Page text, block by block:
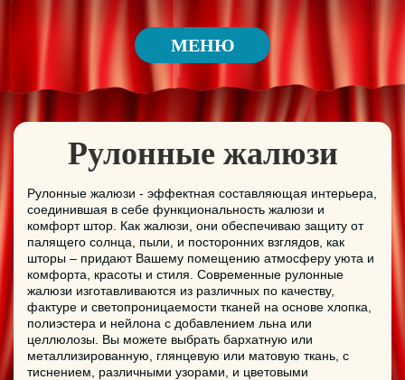
МЕНЮ
Рулонные жалюзи
Рулонные жалюзи - эффектная составляющая интерьера,
соединившая в себе функциональность жалюзи и
комфорт штор. Как жалюзи, они обеспечиваю защиту от
палящего солнца, пыли, и посторонних взглядов, как
шторы – придают Вашему помещению атмосферу уюта и
комфорта, красоты и стиля. Современные рулонные
жалюзи изготавливаются из различных по качеству,
фактуре и светопроницаемости тканей на основе хлопка,
полиэстера и нейлона с добавлением льна или
целлюлозы. Вы можете выбрать бархатную или
металлизированную, глянцевую или матовую ткань, с
тиснением, различными узорами, и цветовыми